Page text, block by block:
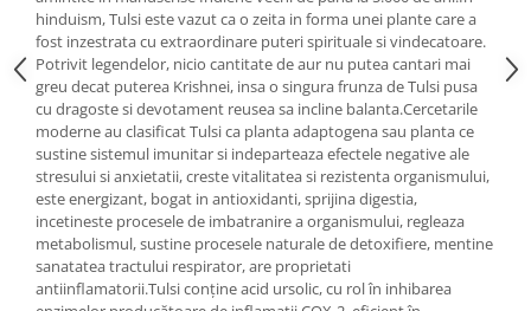
Vitamina E
Vitamina K
Zinc
Cătină
Chlorella
Colina
Electroliti
Produse Apicole
hinduism, Tulsi este vazut ca o zeita in forma unei plante care a
fost inzestrata cu extraordinare puteri spirituale si vindecatoare.
Potrivit legendelor, nicio cantitate de aur nu putea cantari mai
greu decat puterea Krishnei, insa o singura frunza de Tulsi pusa
cu dragoste si devotament reusea sa incline balanta.Cercetarile
moderne au clasificat Tulsi ca planta adaptogena sau planta ce
sustine sistemul imunitar si indeparteaza efectele negative ale
stresului si anxietatii, creste vitalitatea si rezistenta organismului,
este energizant, bogat in antioxidanti, sprijina digestia,
incetineste procesele de imbatranire a organismului, regleaza
metabolismul, sustine procesele naturale de detoxifiere, mentine
sanatatea tractului respirator, are proprietati
antiinflamatorii.Tulsi conține acid ursolic, cu rol în inhibarea